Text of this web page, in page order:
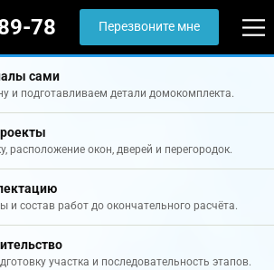
78 Перезвоните мне
сами
и подготавливаем детали домокомплекта.
расположение окон, дверей и перегородок.
и состав работ до окончательного расчёта.
участка и последовательность этапов.